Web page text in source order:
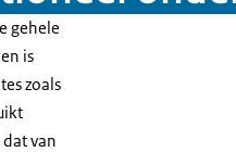
gehele
is
zoals
van